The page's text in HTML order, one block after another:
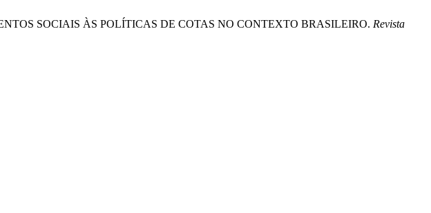
SOCIAIS ÀS POLÍTICAS DE COTAS NO CONTEXTO BRASILEIRO. Revista